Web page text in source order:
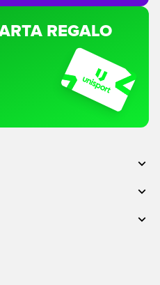
REGALO